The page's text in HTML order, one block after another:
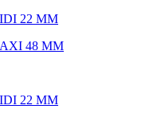
22 ММ
48 ММ
22 ММ